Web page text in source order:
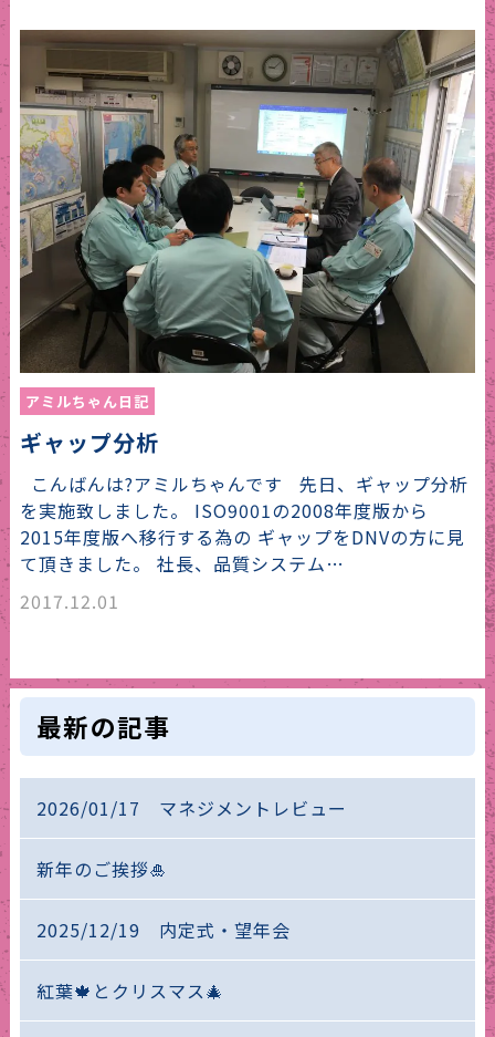
アミルちゃん日記
ギャップ分析
こんばんは?アミルちゃんです 先日、ギャップ分析
を実施致しました。 ISO9001の2008年度版から
2015年度版へ移行する為の ギャップをDNVの方に見
て頂きました。 社長、品質システム…
2017.12.01
最新の記事
2026/01/17 マネジメントレビュー
新年のご挨拶🎍
2025/12/19 内定式・望年会
紅葉🍁とクリスマス🎄